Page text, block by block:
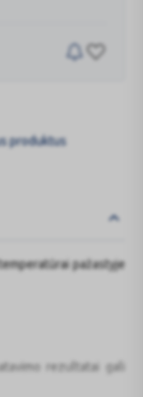
produktus
pažastyje
rezultatai gali